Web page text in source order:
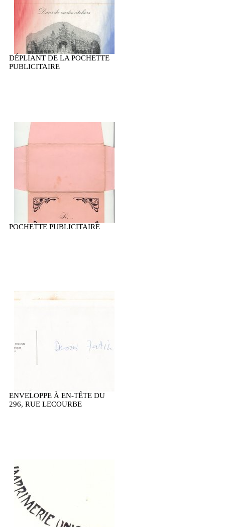
DÉPLIANT DE LA POCHETTE
PUBLICITAIRE
POCHETTE PUBLICITAIRE
ENVELOPPE À EN-TÊTE DU
296, RUE LECOURBE